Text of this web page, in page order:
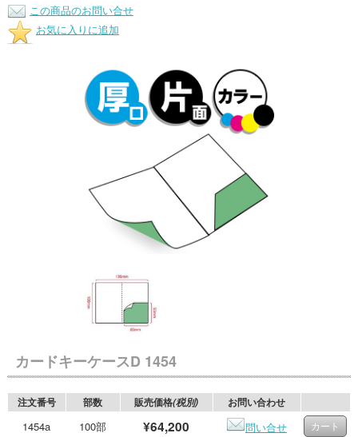
この商品のお問い合せ
お気に入りに追加
カードキーケースD 1454
注文番号 部数 販売価格(税別) お問い合わせ
1454a 100部 ¥64,200
問い合せ